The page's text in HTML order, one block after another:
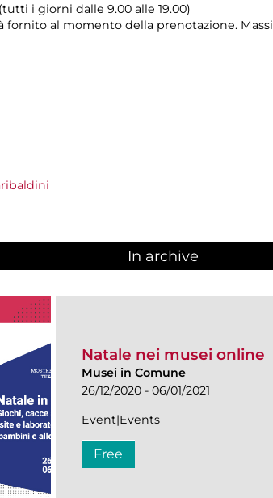
i giorni dalle 9.00 alle 19.00)
fornito al momento della prenotazione.
In archive
Natale nei musei online
Musei in Comune
26/12/2020 - 06/01/2021
Event|Events
Free